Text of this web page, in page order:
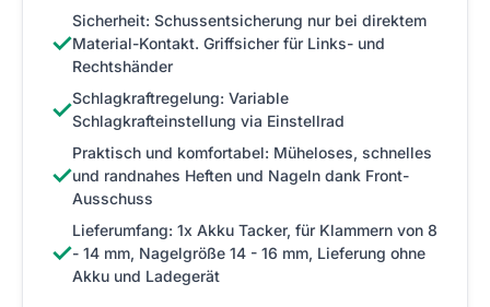
✓
Sicherheit: Schussentsicherung nur bei direktem
Material-Kontakt. Griffsicher für Links- und
Rechtshänder
✓Schlagkraftregelung: Variable
Schlagkrafteinstellung via Einstellrad
✓
Praktisch und komfortabel: Müheloses, schnelles
und randnahes Heften und Nageln dank Front-
Ausschuss
✓
Lieferumfang: 1x Akku Tacker, für Klammern von 8
- 14 mm, Nagelgröße 14 - 16 mm, Lieferung ohne
Akku und Ladegerät